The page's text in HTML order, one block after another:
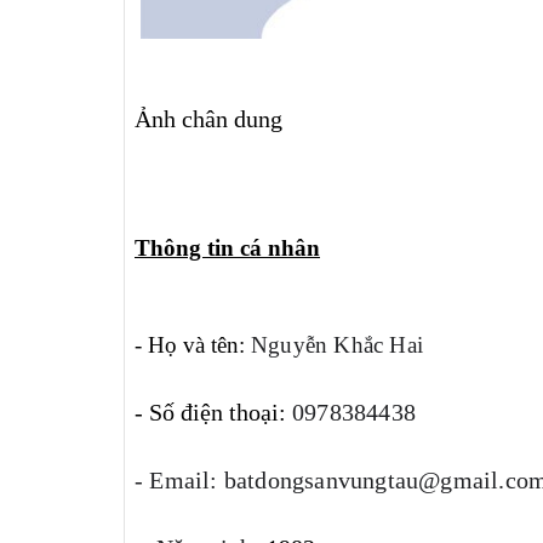
Ảnh chân dung
Thông tin cá nhân
- Họ và tên: Nguyễn Khắc Hai
- Số điện thoại: 0978384438
- Email: